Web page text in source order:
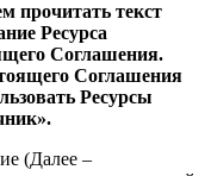
прочитать текст
Ресурса
Соглашения.
Соглашения
Ресурсы
(Далее –